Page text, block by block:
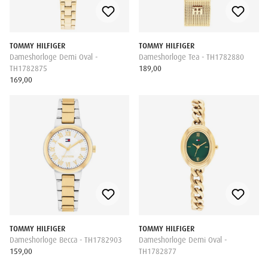
TOMMY HILFIGER
Dameshorloge Demi Oval -
TH1782875
169,00
TOMMY HILFIGER
Dameshorloge Tea - TH1782880
189,00
TOMMY HILFIGER
Dameshorloge Becca - TH1782903
159,00
TOMMY HILFIGER
Dameshorloge Demi Oval -
TH1782877